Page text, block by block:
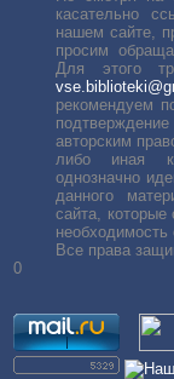
касательно
нашем сайте,
просим
Для этого
рекомендуем
авторским
либо иная
однозначно
данного
сайта,
необходимость
Все права
0